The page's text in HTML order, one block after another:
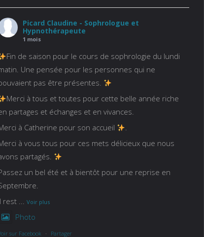
Picard Claudine - Sophrologue et
Hypnothérapeute
1 mois
Fin de saison pour le cours de sophrologie du lundi
Une pensée pour les personnes qui ne
pas être présentes.
Merci à tous et toutes pour cette belle année riche
partages et échanges et en vivances.
à Catherine pour son accueil
.
à vous tous pour ces mets délicieux que nous
partagés.
un bel été et à bientôt pour une reprise en
rest ... Voir plus
Photo
sur Facebook · Partager